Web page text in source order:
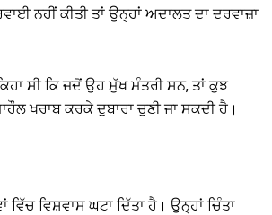
ਨਹੀਂ ਕੀਤੀ ਤਾਂ ਉਨ੍ਹਾਂ ਅਦਾਲਤ ਦਾ ਦਰਵਾਜ਼ਾ
ਸੀ ਕਿ ਜਦੋਂ ਉਹ ਮੁੱਖ ਮੰਤਰੀ ਸਨ, ਤਾਂ ਕੁਝ
ਖਰਾਬ ਕਰਕੇ ਦੁਬਾਰਾ ਚੁਣੀ ਜਾ ਸਕਦੀ ਹੈ।
ਵਿਸ਼ਵਾਸ ਘਟਾ ਦਿੱਤਾ ਹੈ। ਉਨ੍ਹਾਂ ਚਿੰਤਾ